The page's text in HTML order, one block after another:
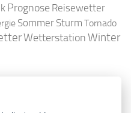
Prognose Reisewetter
Sommer Sturm Tornado
WetterstationWinter
richtig